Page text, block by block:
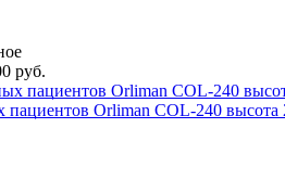
руб.
пациентов Orliman COL-240 высота